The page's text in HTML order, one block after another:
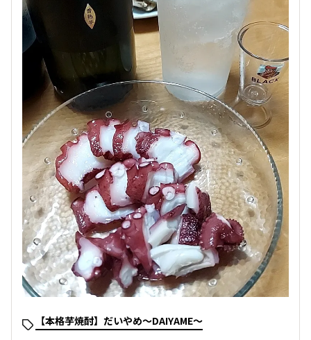
【本格芋焼酎】だいやめ～DAIYAME～